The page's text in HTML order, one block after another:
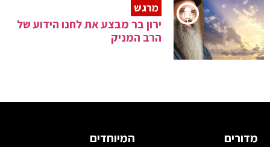
מרגש
ירון בר מבצע את לחנו הידוע של
הרב המניק
מדורים המיוחדים